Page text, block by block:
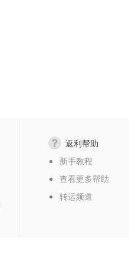
返利帮助
新手教程
查看更多帮助
转运频道